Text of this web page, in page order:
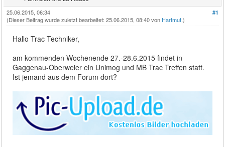
#1
25.06.2015, 06:34
(Dieser Beitrag wurde zuletzt bearbeitet: 25.06.2015, 08:40 von Hartmut.)
Hallo Trac Techniker,
am kommenden Wochenende 27.-28.6.2015 findet in
Gaggenau-Oberweier ein Unimog und MB Trac Treffen statt.
Ist jemand aus dem Forum dort?